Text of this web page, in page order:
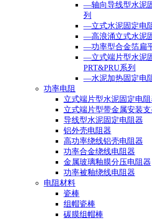
—轴向导线型水泥
列
—立式水泥固定电
—高浪涌立式水泥
—功率型合金箔扁
—立式端片型水泥
PRT&PRU系列
—水泥加热固定电
功率电阻
立式端片型水泥固定电阻
立式端片型带金属安装支
导线型水泥固定电阻器
铝外壳电阻器
高功率绕线铝壳电阻器
功率合金绕线电阻器
金属玻璃釉膜分压电阻器
功率被釉绕线电阻器
电阻材料
瓷棒
组帽瓷棒
碳膜组帽棒